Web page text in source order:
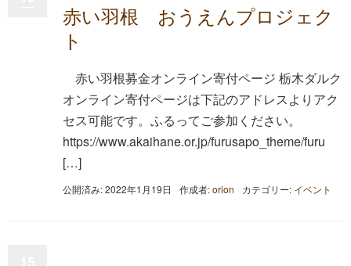
赤い羽根 おうえんプロジェク
ト
赤い羽根募金オンライン寄付ページ 栃木ダルク
オンライン寄付ページは下記のアドレスよりアク
セス可能です。ふるってご参加ください。
https://www.akaihane.or.jp/furusapo_theme/furu
[…]
公開済み: 2022年1月19日 作成者:orion カテゴリー: イベント